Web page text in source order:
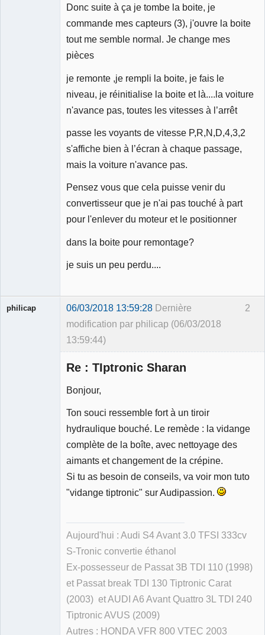
Donc suite à ça je tombe la boite, je
commande mes capteurs (3), j'ouvre la boite
tout me semble normal. Je change mes
pièces
je remonte ,je rempli la boite, je fais le
niveau, je réinitialise la boite et là....la voiture
n'avance pas, toutes les vitesses à l’arrêt
passe les voyants de vitesse P,R,N,D,4,3,2
s'affiche bien à l’écran à chaque passage,
mais la voiture n'avance pas.
Pensez vous que cela puisse venir du
convertisseur que je n'ai pas touché à part
pour l'enlever du moteur et le positionner
dans la boite pour remontage?
je suis un peu perdu....
2
philicap 06/03/2018 13:59:28 Dernière
modification par philicap (06/03/2018
13:59:44)
Re : TIptronic Sharan
Bonjour,
Ton souci ressemble fort à un tiroir
hydraulique bouché. Le remède : la vidange
complète de la boîte, avec nettoyage des
aimants et changement de la crépine.
Si tu as besoin de conseils, va voir mon tuto
"vidange tiptronic" sur Audipassion.
Aujourd'hui : Audi S4 Avant 3.0 TFSI 333cv
S-Tronic convertie éthanol
Ex-possesseur de Passat 3B TDI 110 (1998)
et Passat break TDI 130 Tiptronic Carat
(2003) et AUDI A6 Avant Quattro 3L TDI 240
Tiptronic AVUS (2009)
Autres : HONDA VFR 800 VTEC 2003